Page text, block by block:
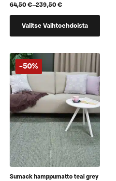
64,50€–239,50€
Hintaluokka:
64,50 €
Valitse Vaihtoehdoista
useampi
muunnelma.
Voit
tehdä
valinnat
tuotteen
sivulla.
-50%
Sumack hamppumatto teal grey